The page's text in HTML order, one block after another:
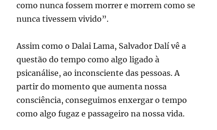
como nunca fossem morrer e morrem como se
nunca tivessem vivido”.
Assim como o Dalai Lama, Salvador Dalí vê a
questão do tempo como algo ligado à
psicanálise, ao inconsciente das pessoas. A
partir do momento que aumenta nossa
consciência, conseguimos enxergar o tempo
como algo fugaz e passageiro na nossa vida.